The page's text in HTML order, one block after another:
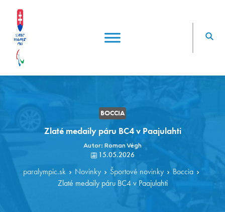
BOCCIA
Zlaté medaily páru BC4 v Paajulahti
Autor: Roman Végh
15.05.2026
paralympic.sk Novinky Športové novinky
Boccia
Zlaté medaily páru BC4 v Paajulahti